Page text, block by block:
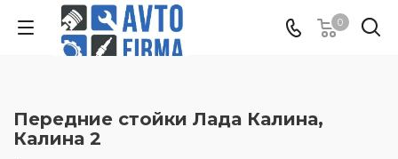
0
Передние стойки Лада Калина,
Калина 2